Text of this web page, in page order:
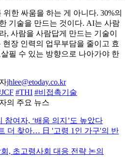
한 싸움을 하는 게 아니다. 30%의
기술을 만드는 것이다. AI는 사람
, 사람을 사람답게 만드는 기술이
장 인력의 업무부담을 줄이고 효
필 수 있는 방향으로 나아가야 한
jhlee@etoday.co.kr
#THI #비접촉기술
의 주요 뉴스
참여자, ‘배움 의지’도 높았다
더 찾아… 日 '고령 1인 가구'의 반
, 초고령사회 대응 전략 논의